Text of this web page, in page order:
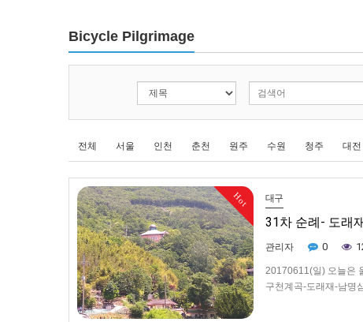
Bicycle Pilgrimage
전체 서울 인천 춘천 원주 수원 청주 대전
Hot 대구
31차 순례- 도래
관리자 0
20170611(일) 오늘은
구천계곡-도래재-남명